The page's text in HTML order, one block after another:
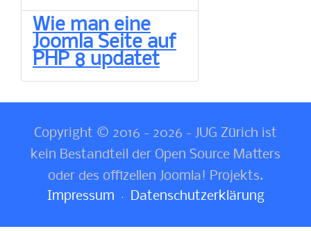
Wie man eine
Joomla Seite auf
PHP 8 updatet
Copyright © 2016 - 2026 - JUG Zürich ist
kein Bestandteil der Open Source Matters
oder des offizellen Joomla! Projekts.
Impressum
Datenschutzerklärung